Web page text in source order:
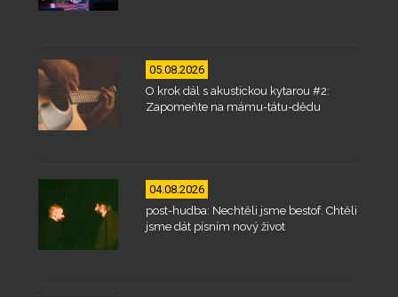
05.08.2026
O krok dál s akustickou kytarou #2:
Zapomeňte na mámu-tátu-dědu
04.08.2026
post-hudba: Nechtěli jsme bestof. Chtěli
jsme dát písním nový život